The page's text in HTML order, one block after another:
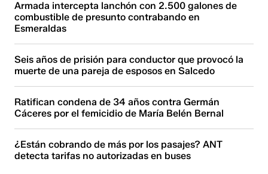
Armada intercepta lanchón con 2.500 galones de
combustible de presunto contrabando en
Esmeraldas
Seis años de prisión para conductor que provocó la
muerte de una pareja de esposos en Salcedo
Ratifican condena de 34 años contra Germán
Cáceres por el femicidio de María Belén Bernal
¿Están cobrando de más por los pasajes? ANT
detecta tarifas no autorizadas en buses